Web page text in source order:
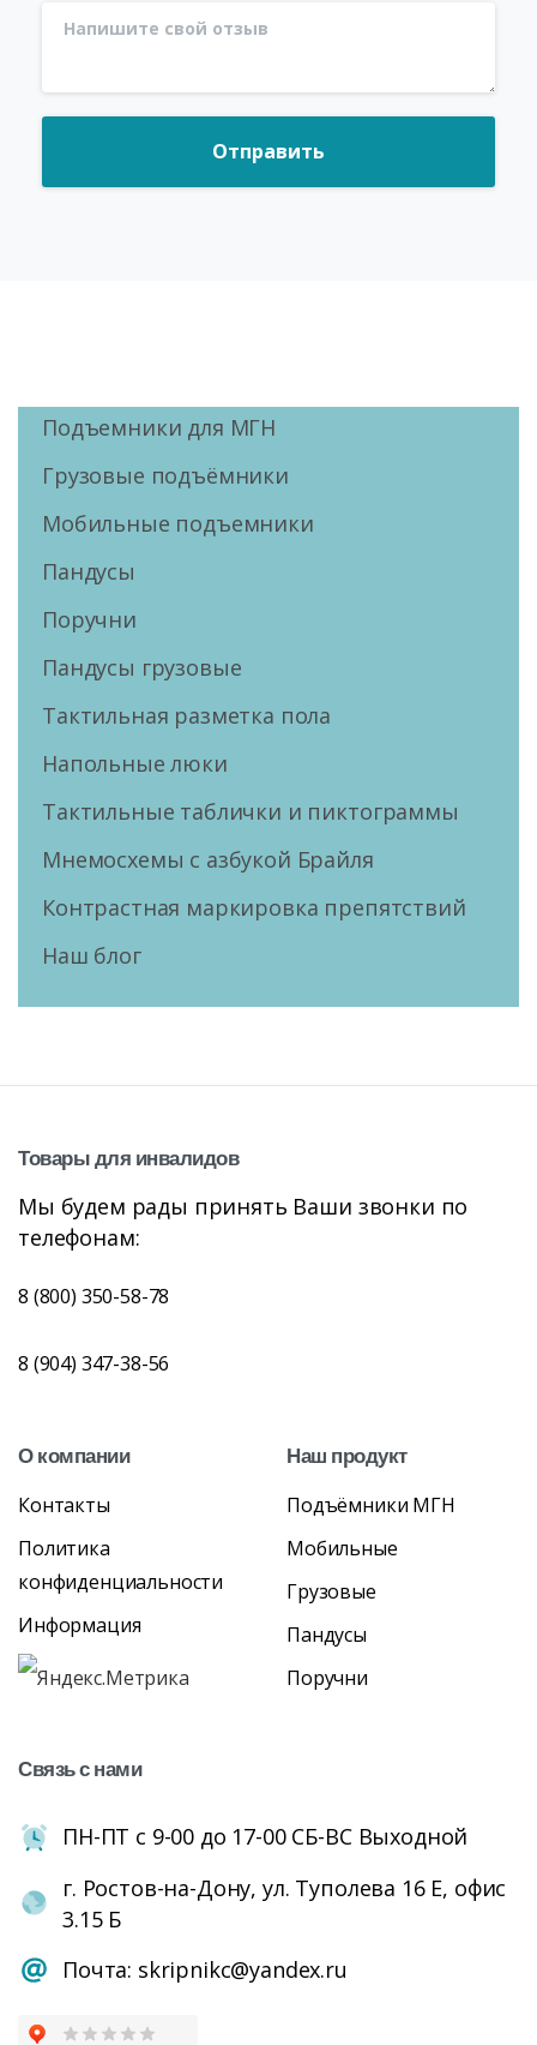
Подъемники для МГН
Грузовые подъёмники
Мобильные подъемники
Пандусы
Поручни
Пандусы грузовые
Тактильная разметка пола
Напольные люки
Тактильные таблички и пиктограммы
Мнемосхемы с азбукой Брайля
Контрастная маркировка препятствий
Наш блог
Товарыдля инвалидов
Мы будем рады принять Ваши звонки по
телефонам:
8 (800) 350-58-78
8 (904) 347-38-56
Окомпании
Контакты
Политика
конфиденциальности
Информация
Наш продукт
Подъёмники МГН
Мобильные
Грузовые
Пандусы
Поручни
Связьснами
ПН-ПТ с 9-00 до 17-00 СБ-ВС Выходной
г. Ростов-на-Дону, ул. Туполева 16 Е, офис
3.15 Б
Почта: skripnikc@yandex.ru